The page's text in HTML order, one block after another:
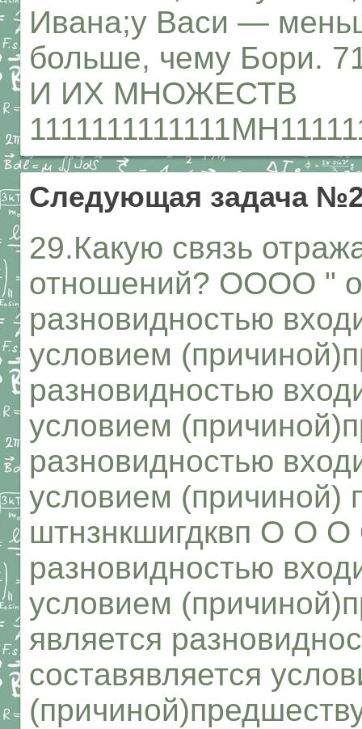
Ивана;у Васи —
больше, чему
И ИХ МНОЖЕСТВ
Следующая задача
29.Какую связь
отношений? ОООО "
разновидностью
условием
разновидностью
условием
разновидностью
условием (причиной)
штнзнкшигдквп О О О
разновидностью
условием
является
составявляется